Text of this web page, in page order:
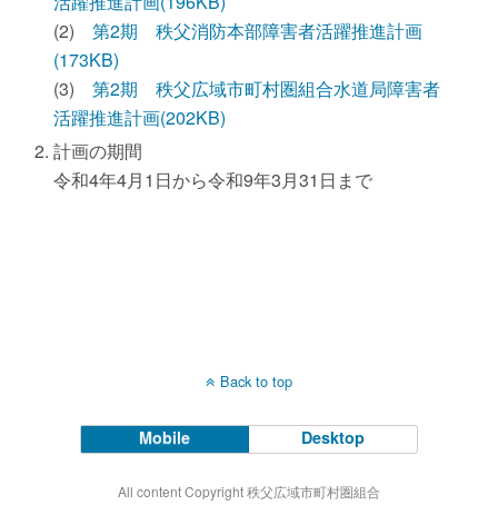
(2)第2期 秩父消防本部障害者活躍推進計画
(173KB)
(3)第2期 秩父広域市町村圏組合水道局障害者
活躍推進計画(202KB)
計画の期間
令和4年4月1日から令和9年3月31日まで
Back to top
Mobile Desktop
All content Copyright 秩父広域市町村圏組合